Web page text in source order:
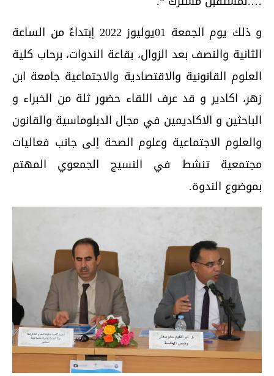
و ذلك يوم الجمعة 01يوليوز 2022 إبتداءً من الساعة
الثانية والنصف بعد الزوال، بقاعة الندوات، برحاب كلية
العلوم القانونية والاقتصادية والاجتماعية جامعة ابن
زهر، اكادير و قد عرف اللقاء حضور ثلة من الخبراء و
الباحثين و الاكاديمين في مجال الدبلوماسية والقانون
والعلوم الاجتماعية وعلوم الصحة إلى جانب فعاليات
مجتمعية تنشط في النسيج الجمعوي المهتم
بموضوع الندوة.